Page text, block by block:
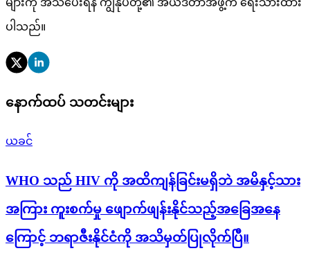
ပါသည်။
နောက်ထပ် သတင်းများ
ယခင်
WHO သည် HIV ကို အထိကျန်ခြင်းမရှိဘဲ အမိနှင့်သား
အကြား ကူးစက်မှု ဖျောက်ဖျန်းနိုင်သည့်အခြေအနေ
ကြောင့် ဘရာဇီးနိုင်ငံကို အသိမှတ်ပြုလိုက်ပြီ။